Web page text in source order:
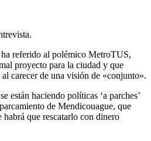
ha referido al polémico MetroTUS,
proyecto para la ciudad y que
al carecer de una visión de «conjunto».
están haciendo políticas ‘a parches’
de Mendicouague, que
que rescatarlo con dinero